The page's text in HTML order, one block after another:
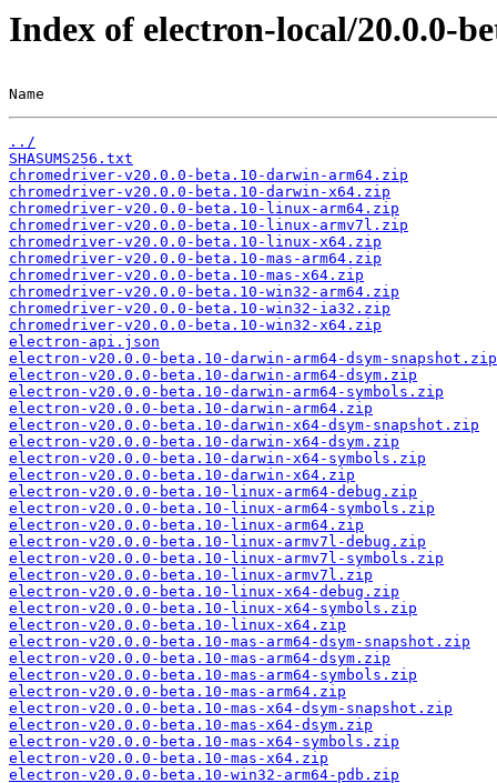
Index of electron-local/20.0.0-
Name
../
SHASUMS256.txt
chromedriver-v20.0.0-beta.10-darwin-arm64.zip
chromedriver-v20.0.0-beta.10-darwin-x64.zip
chromedriver-v20.0.0-beta.10-linux-arm64.zip
chromedriver-v20.0.0-beta.10-linux-armv7l.zip
chromedriver-v20.0.0-beta.10-linux-x64.zip
chromedriver-v20.0.0-beta.10-mas-arm64.zip
chromedriver-v20.0.0-beta.10-mas-x64.zip
chromedriver-v20.0.0-beta.10-win32-arm64.zip
chromedriver-v20.0.0-beta.10-win32-ia32.zip
chromedriver-v20.0.0-beta.10-win32-x64.zip
electron-api.json
electron-v20.0.0-beta.10-darwin-arm64-dsym-snapshot.zip
electron-v20.0.0-beta.10-darwin-arm64-dsym.zip
electron-v20.0.0-beta.10-darwin-arm64-symbols.zip
electron-v20.0.0-beta.10-darwin-arm64.zip
electron-v20.0.0-beta.10-darwin-x64-dsym-snapshot.zip
electron-v20.0.0-beta.10-darwin-x64-dsym.zip
electron-v20.0.0-beta.10-darwin-x64-symbols.zip
electron-v20.0.0-beta.10-darwin-x64.zip
electron-v20.0.0-beta.10-linux-arm64-debug.zip
electron-v20.0.0-beta.10-linux-arm64-symbols.zip
electron-v20.0.0-beta.10-linux-arm64.zip
electron-v20.0.0-beta.10-linux-armv7l-debug.zip
electron-v20.0.0-beta.10-linux-armv7l-symbols.zip
electron-v20.0.0-beta.10-linux-armv7l.zip
electron-v20.0.0-beta.10-linux-x64-debug.zip
electron-v20.0.0-beta.10-linux-x64-symbols.zip
electron-v20.0.0-beta.10-linux-x64.zip
electron-v20.0.0-beta.10-mas-arm64-dsym-snapshot.zip
electron-v20.0.0-beta.10-mas-arm64-dsym.zip
electron-v20.0.0-beta.10-mas-arm64-symbols.zip
electron-v20.0.0-beta.10-mas-arm64.zip
electron-v20.0.0-beta.10-mas-x64-dsym-snapshot.zip
electron-v20.0.0-beta.10-mas-x64-dsym.zip
electron-v20.0.0-beta.10-mas-x64-symbols.zip
electron-v20.0.0-beta.10-mas-x64.zip
electron-v20.0.0-beta.10-win32-arm64-pdb.zip